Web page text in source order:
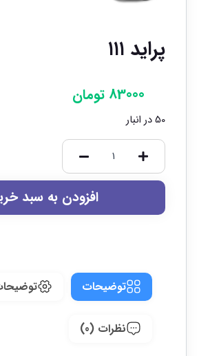
پراید ۱۱۱
83000 تومان
50 در انبار
افزودن به سبد
توضیحات
نظرات (0)